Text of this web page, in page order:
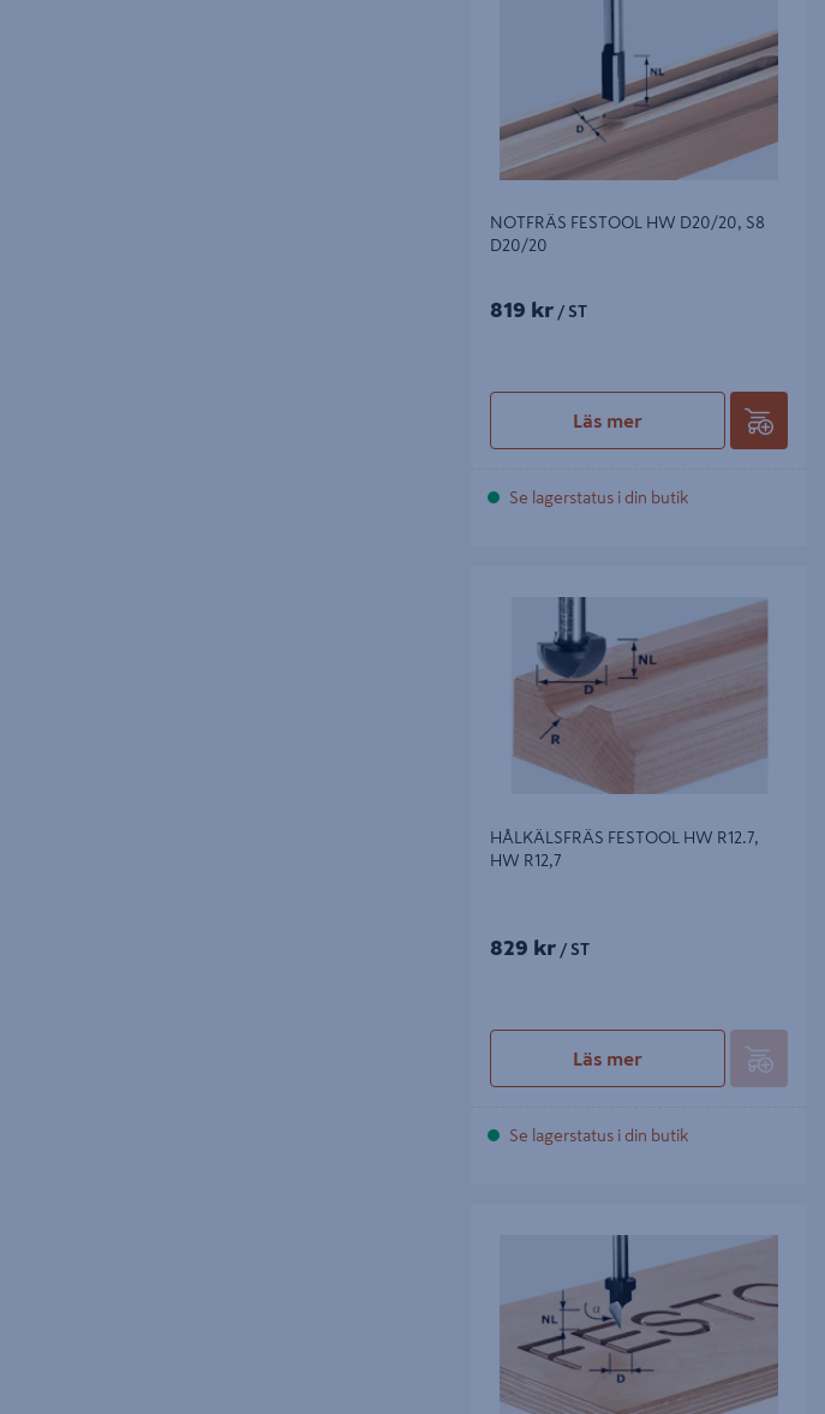
NOTFRÄS FESTOOL HW D20/20, S8
D20/20
819 kr / ST
Läs mer
Se lagerstatus i din butik
HÅLKÄLSFRÄS FESTOOL HW R12.7,
HW R12,7
829 kr / ST
Läs mer
Se lagerstatus i din butik